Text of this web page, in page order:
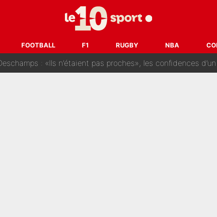
FOOTBALL F1 RUGBY NBA
Benatia s'est battu pendant six mois pour le retenir à l'OM, le PSG a
Lucas Chevalier !» : Le débat sur le gardien du PSG
: «Ils n’étaient pas proches», les confidences d’un membre de